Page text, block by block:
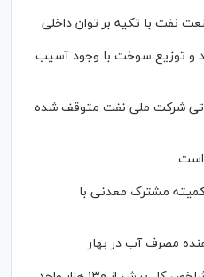
نفت با تکیه بر توان داخلی
و توزیع سوخت با وجود آسیب
شرکت ملی نفت متوقف شده
است
کمیته مشترک معدنی با
مصرف آب در بهار